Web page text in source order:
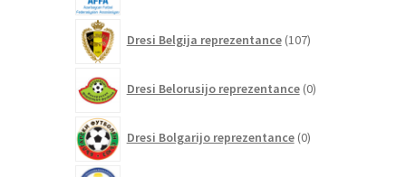
Dresi Belgija reprezentance 107izdelkov
Dresi Belorusijo reprezentance 0izdelkov
Dresi Bolgarijo reprezentance 0izdelkov